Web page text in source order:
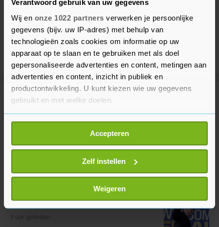
Verantwoord gebruik van uw gegevens
Wij en onze 1022 partners verwerken je persoonlijke
gegevens (bijv. uw IP-adres) met behulp van
technologieën zoals cookies om informatie op uw
apparaat op te slaan en te gebruiken met als doel
gepersonaliseerde advertenties en content, metingen aan
advertenties en content, inzicht in publiek en
productontwikkeling. U kunt kiezen wie uw gegevens
gebruikt en met welke doelen.
Als u het toestaat, willen we ook graag:
Informatie verzamelen over uw geografische
locatie, die tot een paar meter nauwkeurig kan zijn
Uw apparaat identificeren door het actief te
scannen op specifieke eigenschappen (fingerprinting)
Lees meer over hoe uw persoonlijke gegevens worden
verwerkt en stel uw voorkeuren in het
U kunt uw toestemming op elk moment wijzigen of
intrekken in de Cookieverklaring.
Accepteren
Zelf instellen
Weigeren
Meer uit Voetbal
Van Bommel vindt het 'een eer'
bondscoach van België te zijn
Argentinië en Mexico spreken
steun voor FIFA-baas Infantino uit
3 uur geleden